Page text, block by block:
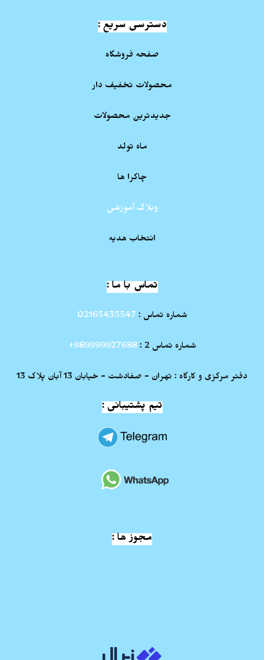
دسترسی سریع :
صفحه فروشگاه
محصولات تخفیف دار
جدیدترین محصولات
ماه تولد
چاکرا ها
وبلاگ آموزشی
انتخاب هدیه
تماس با ما :
شماره تماس : 02165435547
شماره تماس 2 : 989999927688+
دفتر مرکزی و کارگاه : تهران - صفادشت - خیابان 13 آبان پلاک 13
تیم پشتیبانی :
مجوز ها :